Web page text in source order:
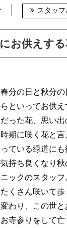
スタッフ
お供えす
分の日と秋分
といってお供
った花、思い
期に咲く花と言
ている緑道にも
持ち良くなり
ックのスタッ
くさん咲いて歩
わり、この世と
寺参りをして